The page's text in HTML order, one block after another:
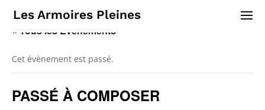
Les Armoires Pleines
« Tous les Évènements
Cet évènement est passé.
PASSÉ À COMPOSER